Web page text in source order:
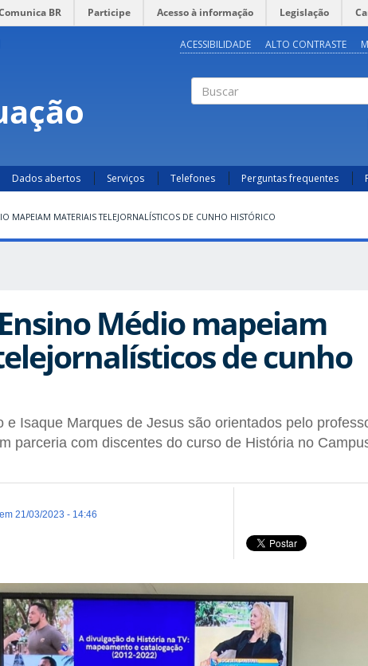
BR Participe Acesso à informação Legislação
ACESSIBILIDADE ALTO CONTRASTE
Dados abertos Serviços Telefones Perguntas frequentes
MAPEIAM MATERIAIS TELEJORNALÍSTICOS DE CUNHO HISTÓRICO
Médio mapeiam
de cunho
e Isaque Marques de Jesus são orientados pelo
parceria com discentes do curso de História no
21/03/2023 - 14:46